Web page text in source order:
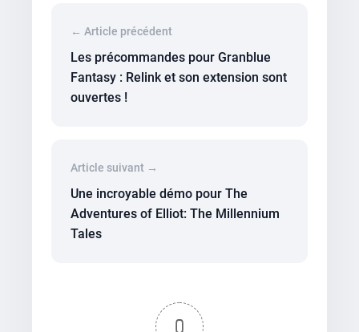
← Article précédent
Les précommandes pour Granblue
Fantasy : Relink et son extension sont
ouvertes !
Article suivant →
Une incroyable démo pour The
Adventures of Elliot: The Millennium
Tales
0